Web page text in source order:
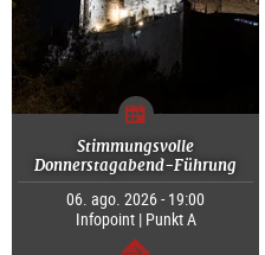
Stimmungsvolle
Donnerstagabend-Führung
06. ago. 2026 - 19:00
Infopoint | Punkt A